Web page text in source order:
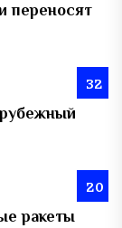
переносят
32
20
ракеты